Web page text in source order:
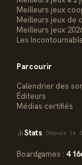
Meilleurs jeux
Meilleurs jeux de
Meilleurs jeux
Les
Parcourir
Calendrier des
Éditeurs
Médias certifiés
Stats (depuis le
Boardgames : 4